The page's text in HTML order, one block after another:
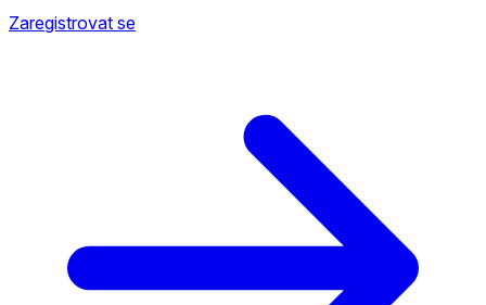
Zaregistrovat se